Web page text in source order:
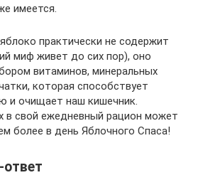
имеется.
практически не содержит
миф живет до сих пор), оно
витаминов, минеральных
которая способствует
и очищает наш кишечник.
в свой ежедневный рацион может
более в день Яблочного Спаса!
ответ